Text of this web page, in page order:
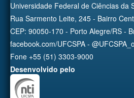
Universidade Federal de Ciências da
Rua Sarmento Leite, 245 - Bairro
CEP: 90050-170 - Porto Alegre/RS -
facebook.com/UFCSPA -
Fone +55 (51) 3303-9000
Desenvolvido pelo